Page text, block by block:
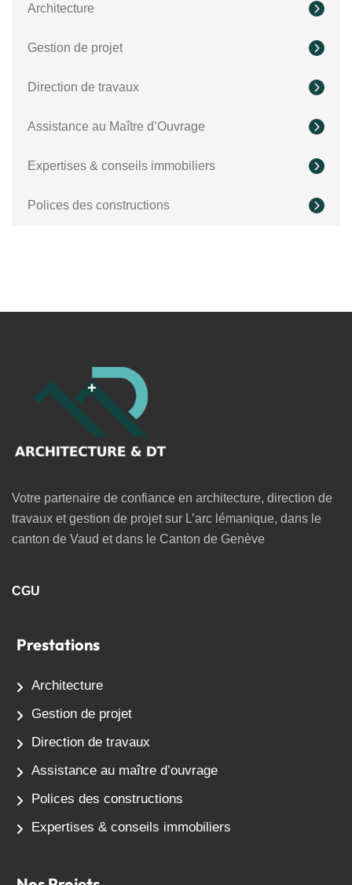
Architecture
Gestion de projet
Direction de travaux
Assistance au Maître d’Ouvrage
Expertises & conseils immobiliers
Polices des constructions
Votre partenaire de confiance en architecture, direction de
travaux et gestion de projet sur L’arc lémanique, dans le
canton de Vaud et dans le Canton de Genève
CGU
Prestations
Architecture
Gestion de projet
Direction de travaux
Assistance au maître d’ouvrage
Polices des constructions
Expertises & conseils immobiliers